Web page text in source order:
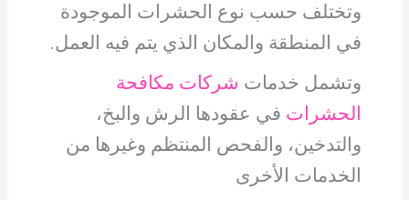
وتختلف حسب نوع الحشرات الموجودة
في المنطقة والمكان الذي يتم فيه العمل.
وتشمل خدمات شركات مكافحة
الحشرات في عقودها الرش والبخ،
والتدخين، والفحص المنتظم وغيرها من
الخدمات الأخرى